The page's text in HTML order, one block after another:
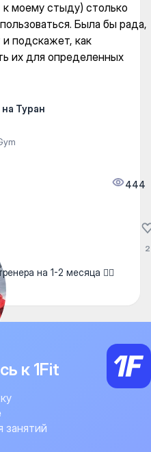
моему стыду) столько
Была бы рада,
подскажет, как
их для определенных
Туран
444
на 1-2 месяца 👌🏻
2
к 1Fit